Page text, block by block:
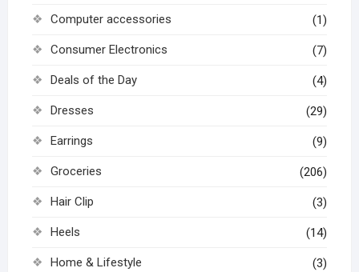
Computer accessories (1)
Consumer Electronics (7)
Deals of the Day (4)
Dresses (29)
Earrings (9)
Groceries (206)
Hair Clip (3)
Heels (14)
Home & Lifestyle (3)